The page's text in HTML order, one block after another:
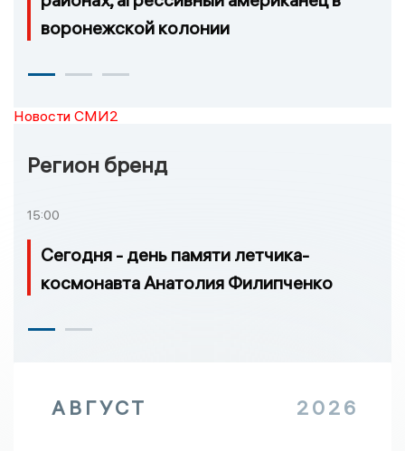
воронежской колонии
Новости СМИ2
Регион бренд
15:00
Сегодня - день памяти летчика-
космонавта Анатолия Филипченко
АВГУСТ 2026